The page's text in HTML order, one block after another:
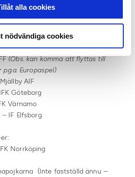
alla cookies
nödvändiga cookies
GAIS
(Obs. kan komma att flyttas till
Europaspel)
AIF
Göteborg
Värnamo
– IF Elfsborg
Norrköping
(Inte fastställd ännu –